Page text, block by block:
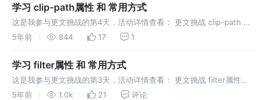
学习 clip-path属性 和 常用方式
这是我参与更文挑战的第4天，活动详情查看： 更文挑战 clip-path 属
性 clip-path 属性是 clip 属性的升级版。 clip-path 属性使用裁剪方式
5年前 844 17 1
学习 filter属性 和 常用方式
这是我参与更文挑战的第3天，活动详情查看： 更文挑战 filter属性
filter CSS属性 将模糊或颜色偏移等图形效果应用于元素。滤镜通常用
5年前 1.0k 21 评论